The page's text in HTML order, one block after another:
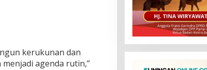
kerukunan dan
agenda rutin,”